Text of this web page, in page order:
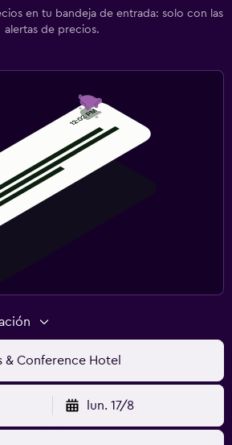
en tu bandeja de entrada: solo con las
alertas de precios.
& Conference Hotel
lun. 17/8